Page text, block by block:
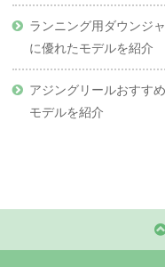
ランニング用ダウンジ
に優れたモデルを紹介
アジングリールおすす
モデルを紹介